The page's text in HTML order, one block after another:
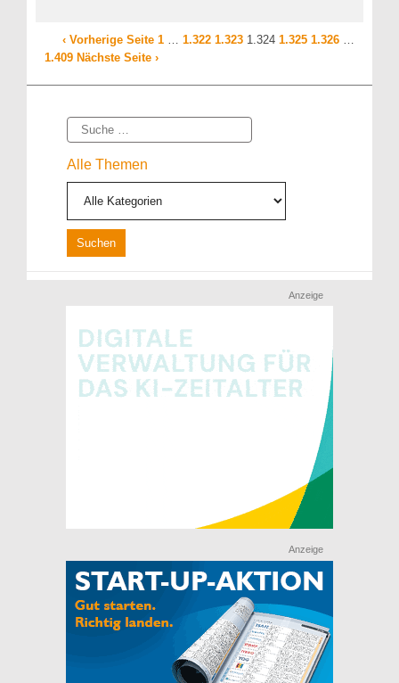
‹ Vorherige Seite 1 1.322 1.323 1.324 1.325 1.326
1.409 Nächste Seite ›
Suche
Alle Themen
Anzeige
Anzeige